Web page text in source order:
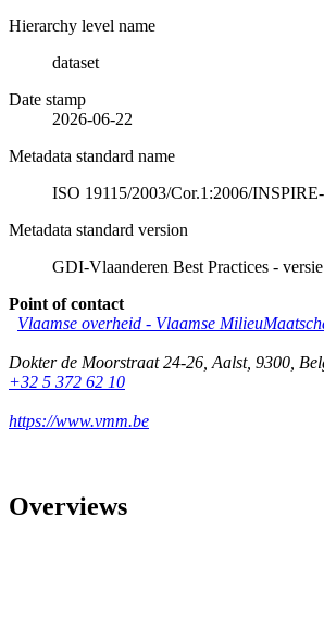
Hierarchy level name
dataset
Date stamp
2026-06-22
Metadata standard name
ISO 19115/2003/Cor.1:2006/
Metadata standard version
GDI-Vlaanderen Best Practices -
Point of contact
Vlaamse overheid - Vlaamse
Dokter de Moorstraat 24-26 Aalst, 9300
+32 5 372 62 10
https://www.vmm.be
Overviews